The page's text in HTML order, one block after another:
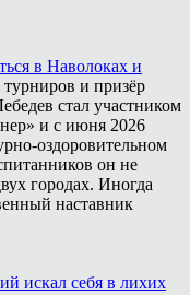
в Наволоках и
и призёр
стал участником
и с июня 2026
оздоровительном
он не
городах. Иногда
наставник
искал себя в лихих